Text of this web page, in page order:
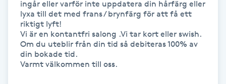
Gravidmassage
Gravidyoga
ingår eller varför inte uppdatera din hårfärg eller
lyxa till det med frans / brynfärg för att få ett
riktigt lyft!
Vi är en kontantfri salong .Vi tar kort eller swish.
Om du uteblir från din tid så debiteras 100% av
din bokade tid.
Varmt välkommen till oss.